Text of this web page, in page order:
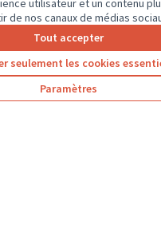
utilisateur et un contenu
de nos canaux de médias
Tout accepter
seulement les cookies
Paramètres
Résultats par page : 25
1 2 3 4 5 6 7